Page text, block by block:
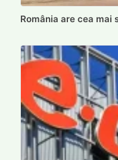
România are cea mai